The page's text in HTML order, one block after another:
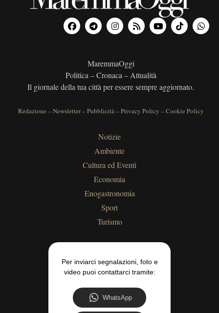
MaremmaOggi
Politica – Cronaca – Attualità
Il giornale della tua città per essere sempre aggiornato.
Redazione –Newsletter–Pubblicità–Privacy Policy –Cookie Policy
Notizie
Ambiente
Cultura ed Eventi
Economia
Enogastronomia
Sport
Turismo
Per inviarci segnalazioni, foto e
video puoi contattarci tramite:
WhatsApp